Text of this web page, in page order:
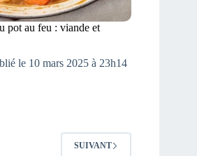
pot au feu : viande et
le 10 mars 2025 à 23h14
SUIVANT